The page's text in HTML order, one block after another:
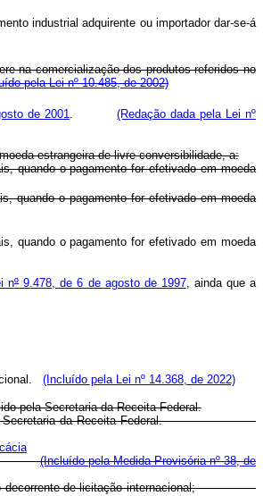
industrial adquirente ou importador dar-se-á
na comercialização dos produtos referidos no
pela Lei nº 10.485, de 2002)
de 2001 .(Redação dada pela Lei nº
estrangeira de livre conversibilidade, a:
quando o pagamento for efetivado em moeda
quando o pagamento for efetivado em moeda
quando o pagamento for efetivado em moeda
nº9.478, de 6 de agosto de 1997, ainda que a
(Incluído pela Lei nº 14.368, de 2022)
pela Secretaria da Receita Federal.
pela Secretaria da Receita Federal.
(Incluído pela Medida Provisória nº 38, de
decorrente de licitação internacional;